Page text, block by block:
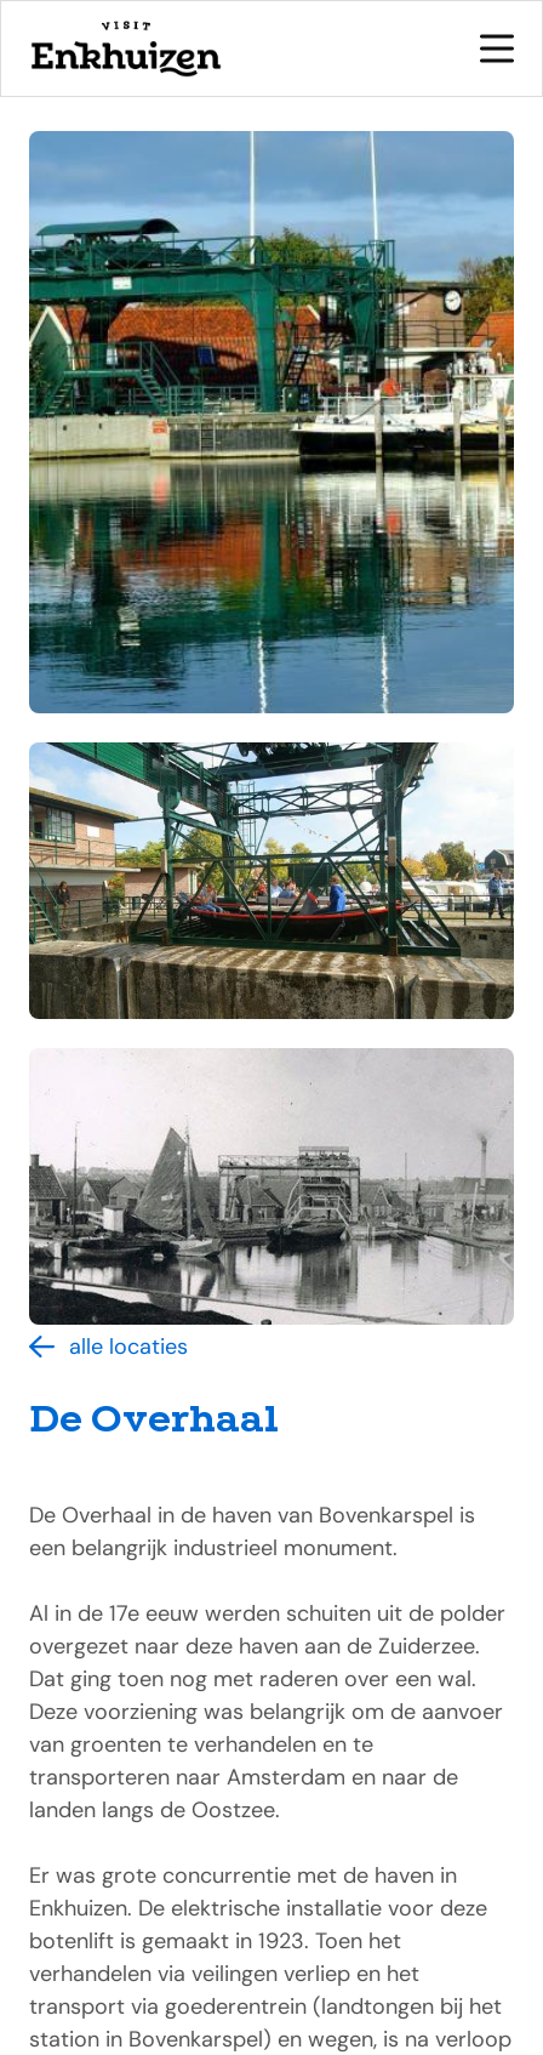
naar de inhoud
alle locaties
De Overhaal
De Overhaal in de haven van Bovenkarspel is
een belangrijk industrieel monument.
Al in de 17e eeuw werden schuiten uit de polder
overgezet naar deze haven aan de Zuiderzee.
Dat ging toen nog met raderen over een wal.
Deze voorziening was belangrijk om de aanvoer
van groenten te verhandelen en te
transporteren naar Amsterdam en naar de
landen langs de Oostzee.
Er was grote concurrentie met de haven in
Enkhuizen. De elektrische installatie voor deze
botenlift is gemaakt in 1923. Toen het
verhandelen via veilingen verliep en het
transport via goederentrein (landtongen bij het
station in Bovenkarspel) en wegen, is na verloop